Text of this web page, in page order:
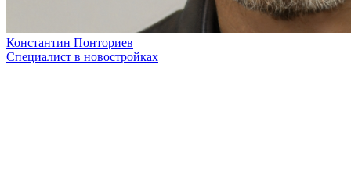
Константин Понториев
Специалист в новостройках